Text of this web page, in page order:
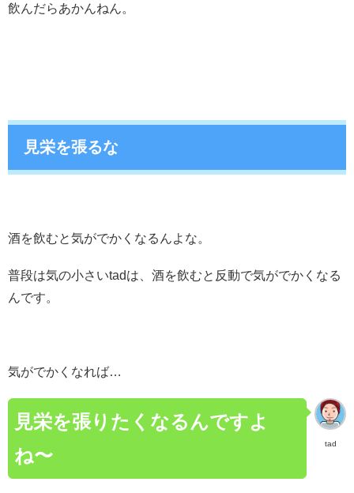
飲んだらあかんねん。
見栄を張るな
酒を飲むと気がでかくなるんよな。
普段は気の小さいtadは、酒を飲むと反動で気がでかくなる
んです。
気がでかくなれば…
tad
見栄を張りたくなるんですよ
ね〜